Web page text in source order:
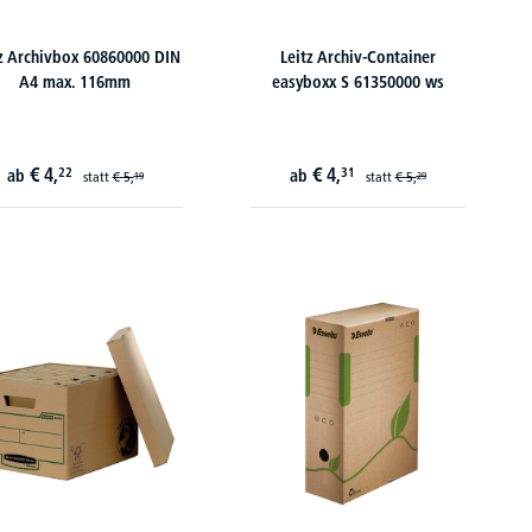
Archivbox 60860000 DIN
A4 max. 116mm
ab € 4,22 statt€ 5,19
Leitz Archiv-Container
easyboxx S 61350000 ws
ab € 4,31 statt€ 5,29